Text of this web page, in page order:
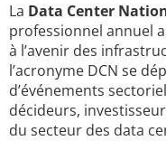
La Data Center
professionnel annuel
à l’avenir des
l’acronyme DCN se
d’événements
décideurs,
du secteur des data